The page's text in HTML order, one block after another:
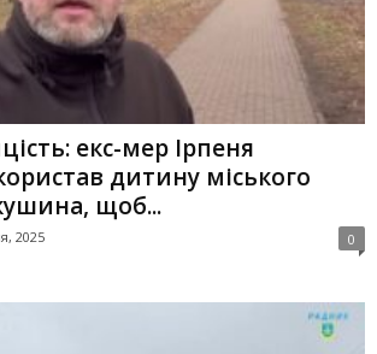
екс-мер Ірпеня
дитину міського
щоб...
2025 0